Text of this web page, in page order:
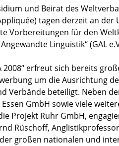
und Beirat des
tagen derzeit an
Vorbereitungen für den
Linguistik“ (GAL
2008“ erfreut sich bereits
um die Ausrichtung
Verbände beteiligt. Neben
GmbH sowie viele
Projekt Ruhr GmbH,
Rüschoff,
großen nationalen und